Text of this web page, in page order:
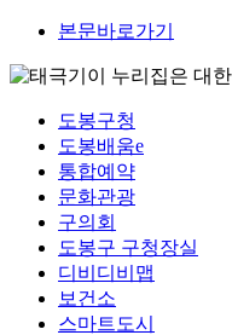
본문바로가기
이 누리집은 대
도봉구청
도봉배움e
통합예약
문화관광
구의회
도봉구 구청장실
디비디비맵
보건소
스마트도시